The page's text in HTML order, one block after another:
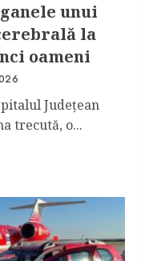
unui
la
oameni
Județean
trecută, o...